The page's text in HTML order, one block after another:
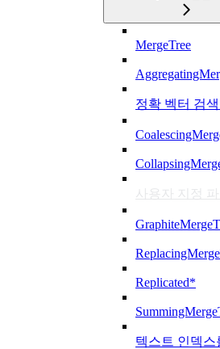
MergeTree
정확 벡터 검
사용자 지정 파
Replicated*
텍스트 인덱스